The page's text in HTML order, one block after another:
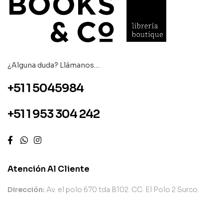
¿Alguna duda? Llámanos…
+51 1 5045984
+51 1 953 304 242
Atención Al Cliente
Dirección: Av. el polo 670 tda B102. CC. El Polo 2 Surco.